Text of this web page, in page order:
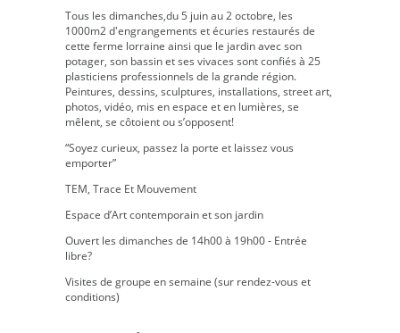
Tous les dimanches,du 5 juin au 2 octobre, les
1000m2 d'engrangements et écuries restaurés de
cette ferme lorraine ainsi que le jardin avec son
potager, son bassin et ses vivaces sont confiés à 25
plasticiens professionnels de la grande région.
Peintures, dessins, sculptures, installations, street art,
photos, vidéo, mis en espace et en lumières, se
mêlent, se côtoient ou s’opposent!
“Soyez curieux, passez la porte et laissez vous
emporter”
TEM, Trace Et Mouvement
Espace d’Art contemporain et son jardin
Ouvert les dimanches de 14h00 à 19h00 - Entrée
libre?
Visites de groupe en semaine (sur rendez-vous et
conditions)